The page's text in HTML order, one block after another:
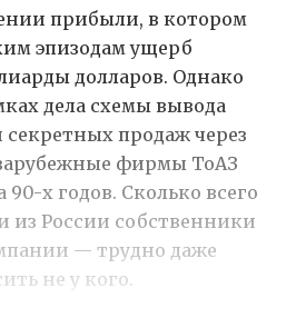
прибыли, в котором
эпизодам ущерб
долларов. Однако
дела схемы вывода
продаж через
фирмы ТоАЗ
90-х годов. Сколько всего
из России собственники
— трудно даже
не у кого.